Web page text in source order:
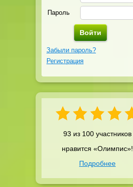
Пароль
Забыли пароль?
Регистрация
93 из 100 участников
нравится «Олимпис»!
Подробнее